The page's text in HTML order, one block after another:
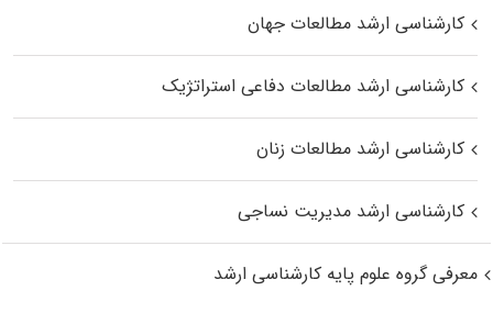
کارشناسی ارشد مطالعات جهان
کارشناسی ارشد مطالعات دفاعی استراتژیک
کارشناسی ارشد مطالعات زنان
کارشناسی ارشد مدیریت نساجی
معرفی گروه علوم پایه کارشناسی ارشد